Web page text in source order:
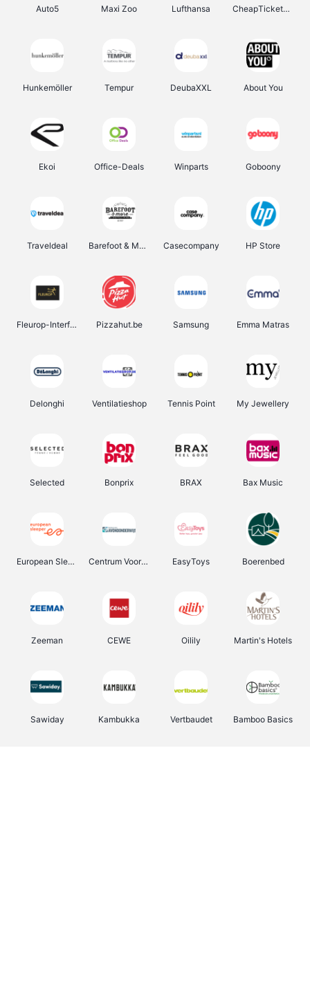
Auto5 Maxi Zoo Lufthansa CheapTickets.be
Hunkemöller Tempur DeubaXXL About You
Ekoi Office-Deals Winparts Goboony
Traveldeal Barefoot & More Casecompany HP Store
Fleurop-Interflora Pizzahut.be Samsung Emma Matras
Delonghi Ventilatieshop Tennis Point My Jewellery
Selected Bonprix BRAX Bax Music
European Sleeper Centrum Voor Avondonderwijs EasyToys Boerenbed
Zeeman CEWE Oilily Martin's Hotels
Sawiday Kambukka Vertbaudet Bamboo Basics